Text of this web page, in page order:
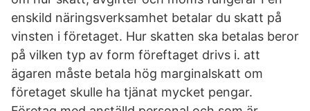
enskild näringsverksamhet betalar du skatt på
vinsten i företaget. Hur skatten ska betalas beror
på vilken typ av form föreftaget drivs i. att
ägaren måste betala hög marginalskatt om
företaget skulle ha tjänat mycket pengar.